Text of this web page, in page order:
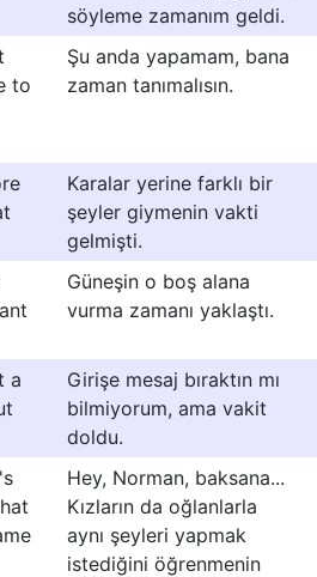
söyleme zamanım geldi.
to
Şu anda yapamam, bana
zaman tanımalısın.
Karalar yerine farklı bir
şeyler giymenin vakti
gelmişti.
Güneşin o boş alana
vurma zamanı yaklaştı.
a
Girişe mesaj bıraktın mı
bilmiyorum, ama vakit
doldu.
Hey, Norman, baksana...
Kızların da oğlanlarla
aynı şeyleri yapmak
istediğini öğrenmenin